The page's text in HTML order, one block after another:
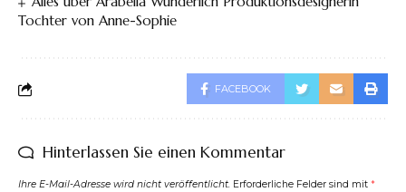
Tochter von Anne-Sophie
FACEBOOK
Hinterlassen Sie einen Kommentar
Ihre E-Mail-Adresse wird nicht veröffentlicht. Erforderliche Felder sind mit *